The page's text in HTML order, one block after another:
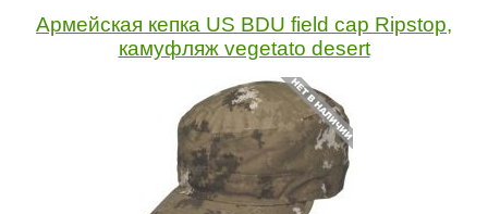
Армейская кепка US BDU field cap Ripstop,
камуфляж vegetato desert